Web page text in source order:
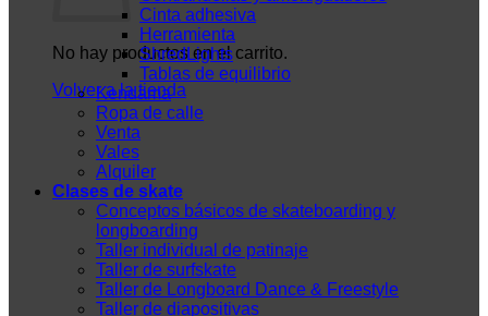
No hay productos en el carrito.
Volver a la tienda
Cinta adhesiva
Herramienta
ShredLights
Tablas de equilibrio
Kendama
Ropa de calle
Venta
Vales
Alquiler
Clases de skate
Conceptos básicos de skateboarding y
longboarding
Taller individual de patinaje
Taller de surfskate
Taller de Longboard Dance & Freestyle
Taller de diapositivas